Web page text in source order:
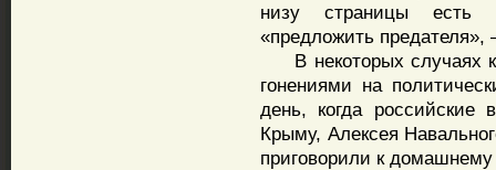
низу страницы есть
«предложить предателя»,
В некоторых случаях
гонениями на
день, когда российские
Крыму, Алексея
приговорили к домашнему